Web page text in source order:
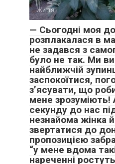
Життя
— Сьогодні моя
розплакалася в
не задався з
було не так. Ми
найближчій
заспокоїтися,
з’ясувати, що
мене зрозуміють!
секунду до нас
незнайома жінка
звертатися до
пропозицією
“у мене вдома
нареченні